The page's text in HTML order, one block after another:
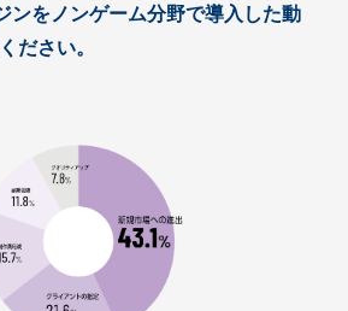
ンをノンゲーム分野で導入した動
ださい。